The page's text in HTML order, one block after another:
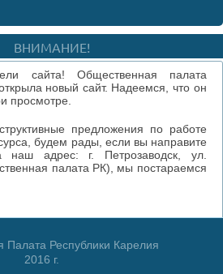
ВНИМАНИЕ!
сайта! Общественная палата
новый сайт. Надеемся, что он
просмотре.
предложения по работе
будем рады, если вы направите
наш адрес: г. Петрозаводск, ул.
палата РК), мы постараемся
Палата Республики Карелия
2016 г.